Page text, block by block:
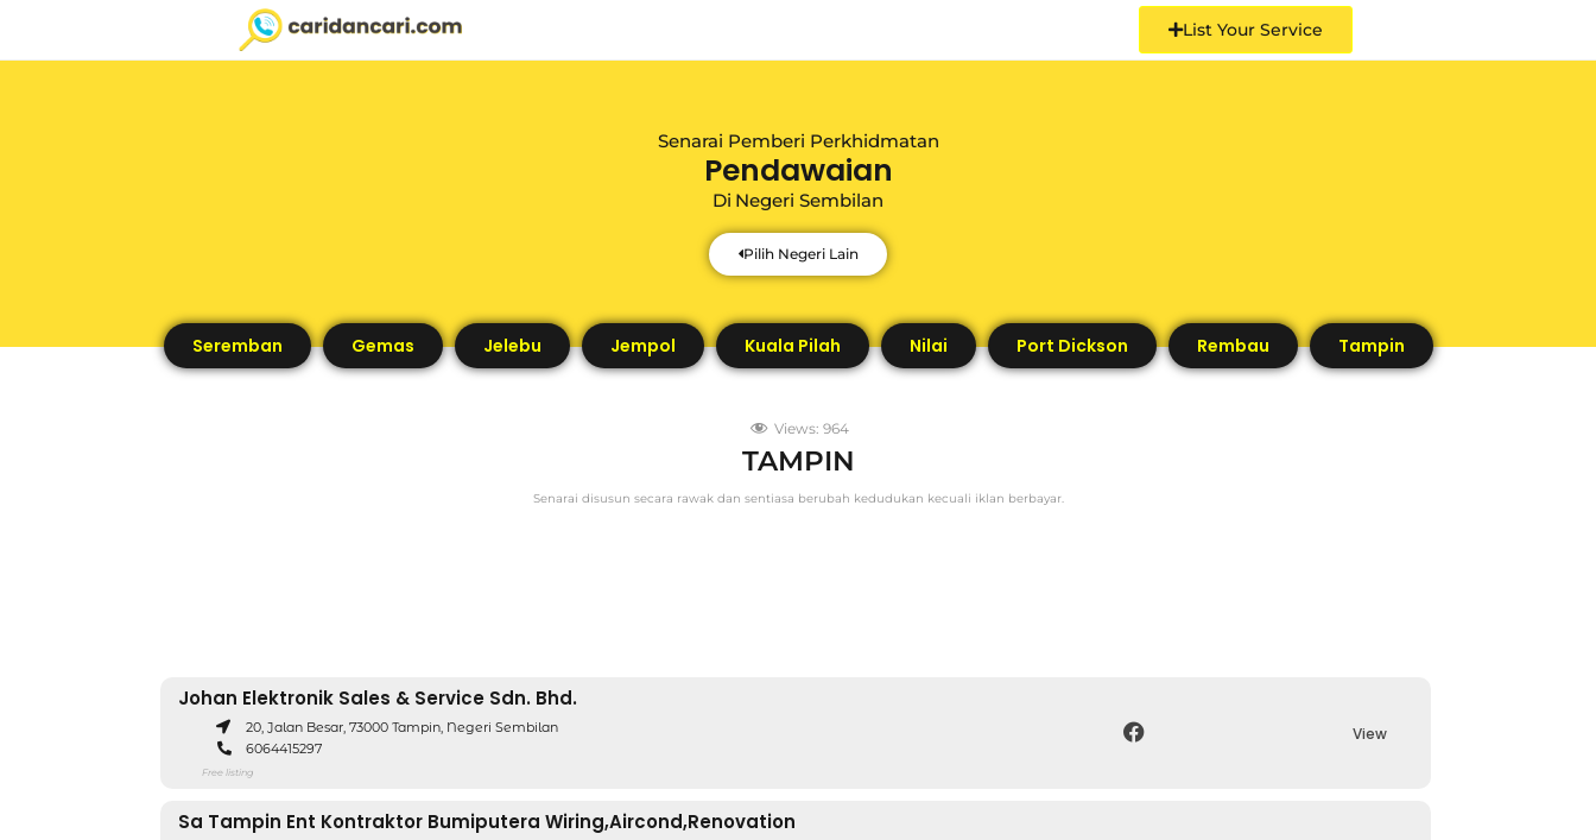
List Your Service
Senarai Pemberi Perkhidmatan
Pendawaian
Di Negeri Sembilan
Pilih Negeri Lain
Seremban Gemas Jelebu Jempol Kuala Pilah Nilai Port Dickson Rembau Tampin
Views: 964
TAMPIN
Senarai disusun secara rawak dan sentiasa berubah kedudukan kecuali iklan berbayar.
Johan Elektronik Sales & Service Sdn. Bhd.
20, Jalan Besar, 73000 Tampin, Negeri Sembilan
6064415297
Free listing
View
Sa Tampin Ent Kontraktor Bumiputera Wiring,aircond,renovation